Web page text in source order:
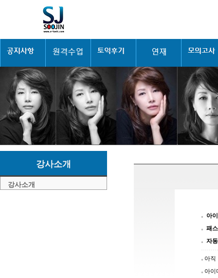
강사소개
강사소개
아
패
자
아
아